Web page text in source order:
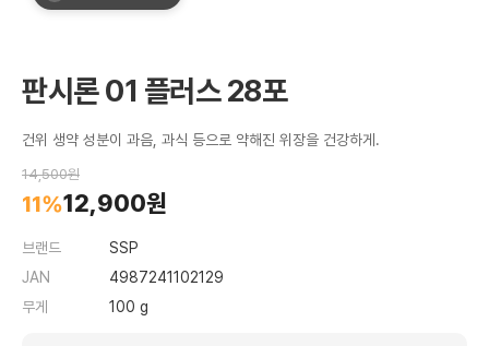
판시론 01 플러스 28포
건위 생약 성분이 과음, 과식 등으로 약해진 위장을 건강하게.
14,500원
11%12,900원
브랜드
SSP
JAN
4987241102129
무게
100 g